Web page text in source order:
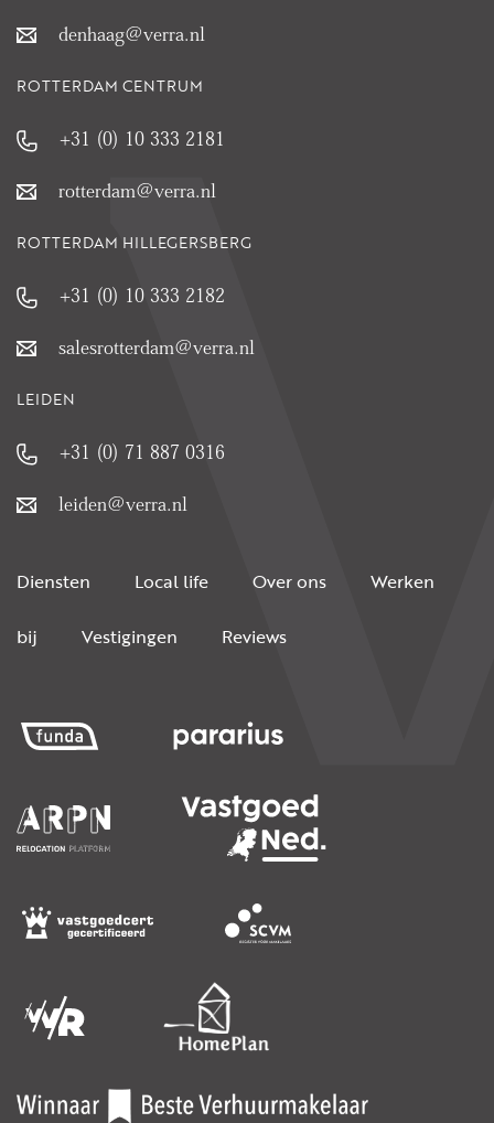
denhaag@verra.nl
ROTTERDAM CENTRUM
+31 (0) 10 333 2181
rotterdam@verra.nl
ROTTERDAM HILLEGERSBERG
+31 (0) 10 333 2182
salesrotterdam@verra.nl
LEIDEN
+31 (0) 71 887 0316
leiden@verra.nl
Diensten Local life Over ons Werken
bij Vestigingen Reviews